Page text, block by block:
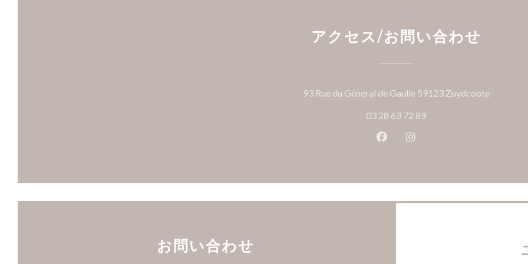
アクセス/お問い合わせ
93 Rue du Général de Gaulle 59123 Zuydcoote((新しい
03 28 63 72 89
Facebook ((新しいウィンドウ
Instagram ((新しいウィ
お問い合わせ